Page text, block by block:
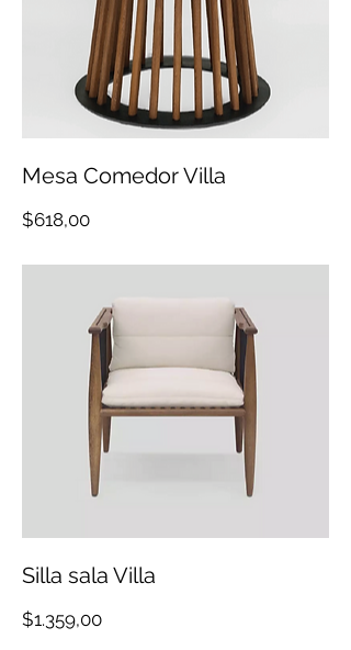
Mesa Comedor Villa
$618,00Precio
Silla sala Villa
$1.359,00Precio